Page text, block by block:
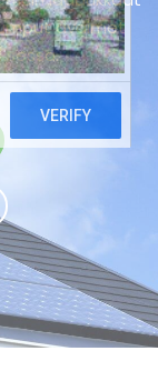
avaimet